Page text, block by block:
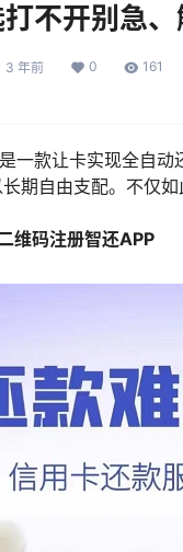
不开别急
3 年前 0 161
一款让卡实现全自
期自由支配。不仅
维码注册智还APP